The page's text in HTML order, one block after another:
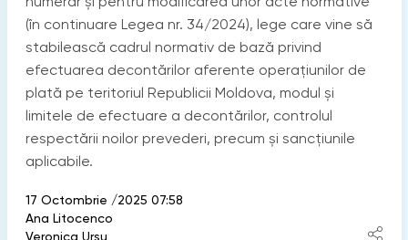
(în continuare Legea nr. 34/2024), lege care vine să
stabilească cadrul normativ de bază privind
efectuarea decontărilor aferente operațiunilor de
plată pe teritoriul Republicii Moldova, modul și
limitele de efectuare a decontărilor, controlul
respectării noilor prevederi, precum și sancțiunile
aplicabile.
17 Octombrie /2025 07:58
Ana Litocenco
Veronica Ursu